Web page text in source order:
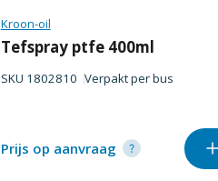
Kroon-oil
Tefspray ptfe 400ml
SKU 1802810 Verpakt perbus
Prijs op aanvraag